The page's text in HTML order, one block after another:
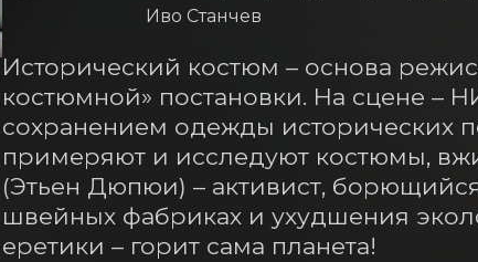
Иво Станчев
Исторический костюм – основа
костюмной» постановки. На сцене –
сохранением одежды исторических
примеряют и исследуют костюмы,
(Этьен Дюпюи) – активист,
швейных фабриках и ухудшения
еретики – горит сама планета!